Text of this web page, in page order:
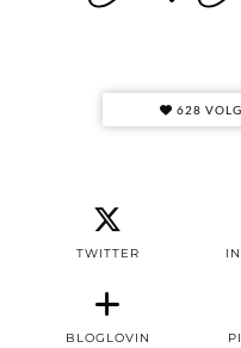
628
TWITTER
BLOGLOVIN